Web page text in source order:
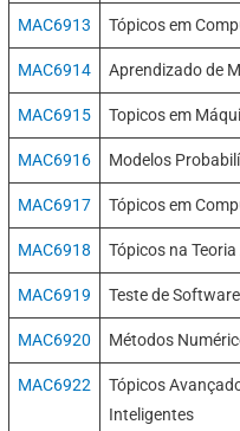
MAC6913 Tópicos em
MAC6914 Aprendizado de
MAC6915 Topicos em
MAC6916 Modelos
MAC6917 Tópicos em
MAC6918 Tópicos na
MAC6919 Teste de
MAC6920 Métodos
MAC6922
Tópicos
Inteligentes